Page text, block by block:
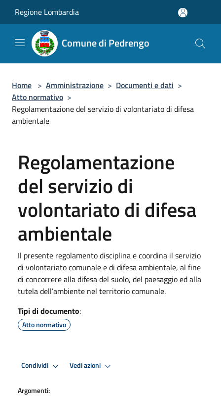
Regione Lombardia
Comune di Pedrengo
Home > Amministrazione > Documenti e dati >
Atto normativo >
Regolamentazione del servizio di volontariato di difesa
ambientale
Regolamentazione
del servizio di
volontariato di difesa
ambientale
Il presente regolamento disciplina e coordina il servizio
di volontariato comunale e di difesa ambientale, al fine
di concorrere alla difesa del suolo, del paesaggio ed alla
tutela dell’ambiente nel territorio comunale.
Tipi di documento:
Atto normativo
Condividi Vedi azioni
Argomenti: